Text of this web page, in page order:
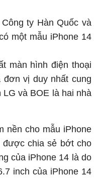
ty Hàn Quốc và
một mẫu iPhone 14
màn hình điện thoại
vị duy nhất cung
và BOE là hai nhà
nền cho mẫu iPhone
được chia sẻ bớt cho
của iPhone 14 là do
inch của iPhone 14